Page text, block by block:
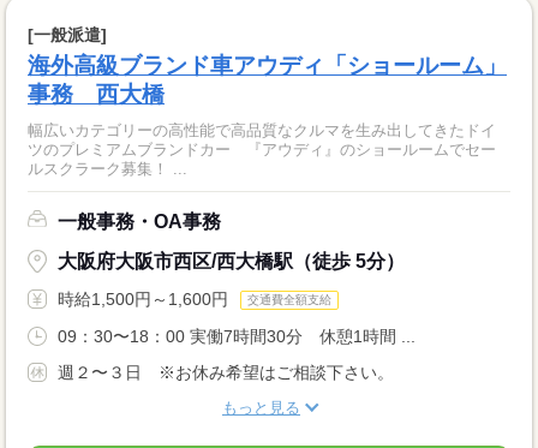
[一般派遣]
海外高級ブランド車アウディ「ショールーム」
事務 西大橋
幅広いカテゴリーの高性能で高品質なクルマを生み出してきたドイ
ツのプレミアムブランドカー 『アウディ』のショールームでセー
一般事務・OA事務
大阪府大阪市西区/西大橋駅（徒歩 5分）
時給1,500円～1,600円 交通費全額支給
09：30〜18：00 実働7時間30分 休憩1時間 ...
週２〜３日 ※お休み希望はご相談下さい。
もっと見る